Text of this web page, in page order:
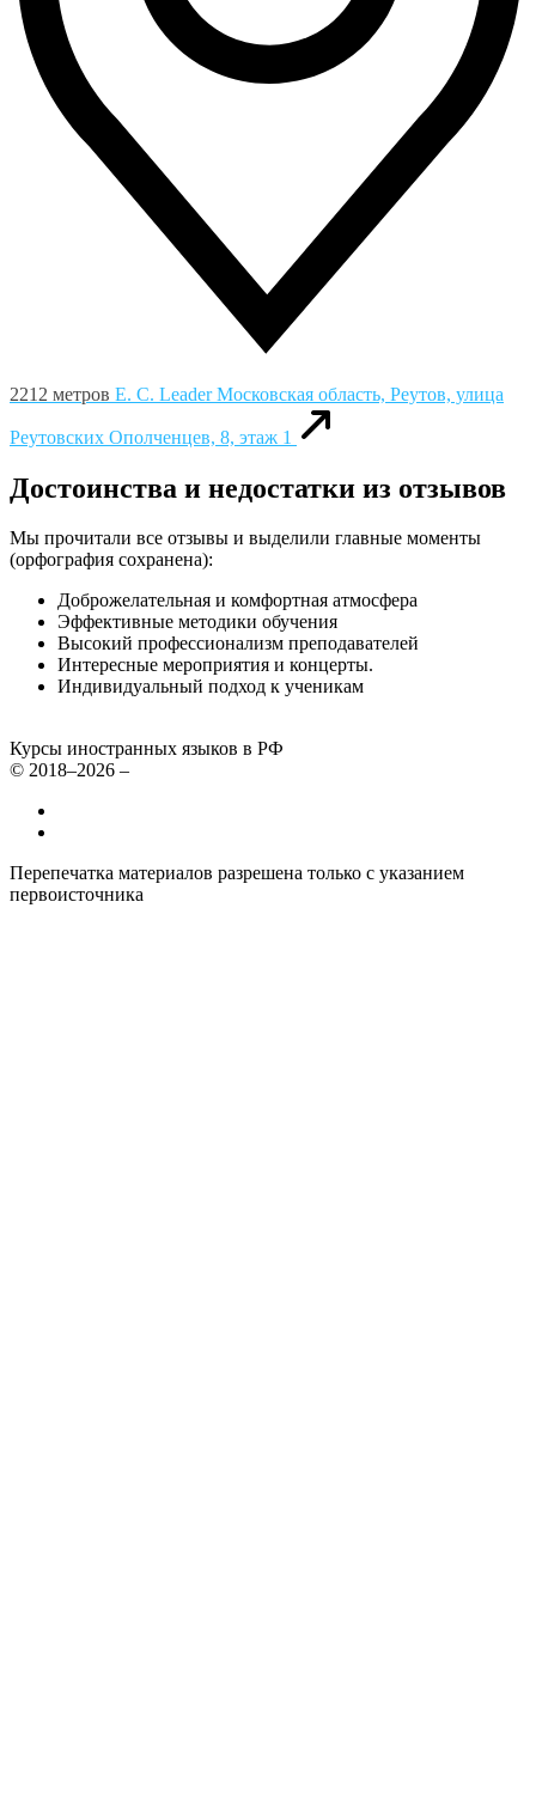
2212 метров E. C. LeaderМосковская область, Реутов, улица
Реутовских Ополченцев, 8, этаж 1
Достоинства и недостатки из отзывов
Мы прочитали все отзывы и выделили главные моменты
(орфография сохранена):
Доброжелательная и комфортная атмосфера
Эффективные методики обучения
Высокий профессионализм преподавателей
Интересные мероприятия и концерты.
Индивидуальный подход к ученикам
Курсы иностранных языков в РФ
© 2018–2026 –
Перепечатка материалов разрешена только с указанием
первоисточника